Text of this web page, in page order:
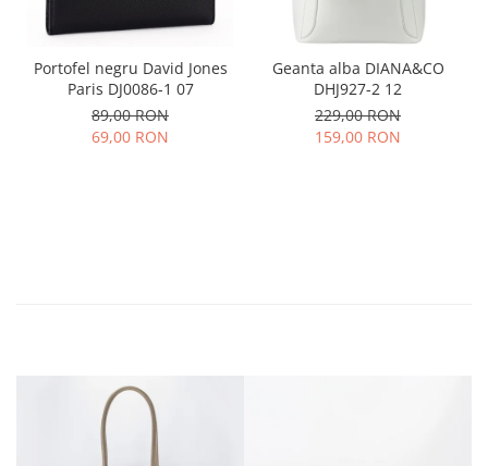
Portofel negru David Jones
Paris DJ0086-1 07
89,00 RON
69,00 RON
Geanta alba DIANA&CO
DHJ927-2 12
229,00 RON
159,00 RON